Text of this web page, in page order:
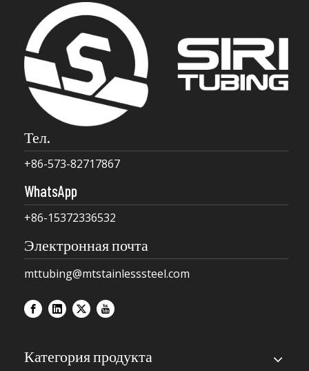
Тел.
+86-573-82717867
WhatsApp
+86-15372336532
Электронная почта
mttubing@mtstainlesssteel.com
Категория продукта